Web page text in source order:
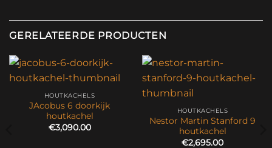
GERELATEERDE PRODUCTEN
HOUTKACHELS
JAcobus 6 doorkijk
houtkachel
€3,090.00
HOUTKACHELS
Nestor Martin Stanford 9
houtkachel
€2,695.00